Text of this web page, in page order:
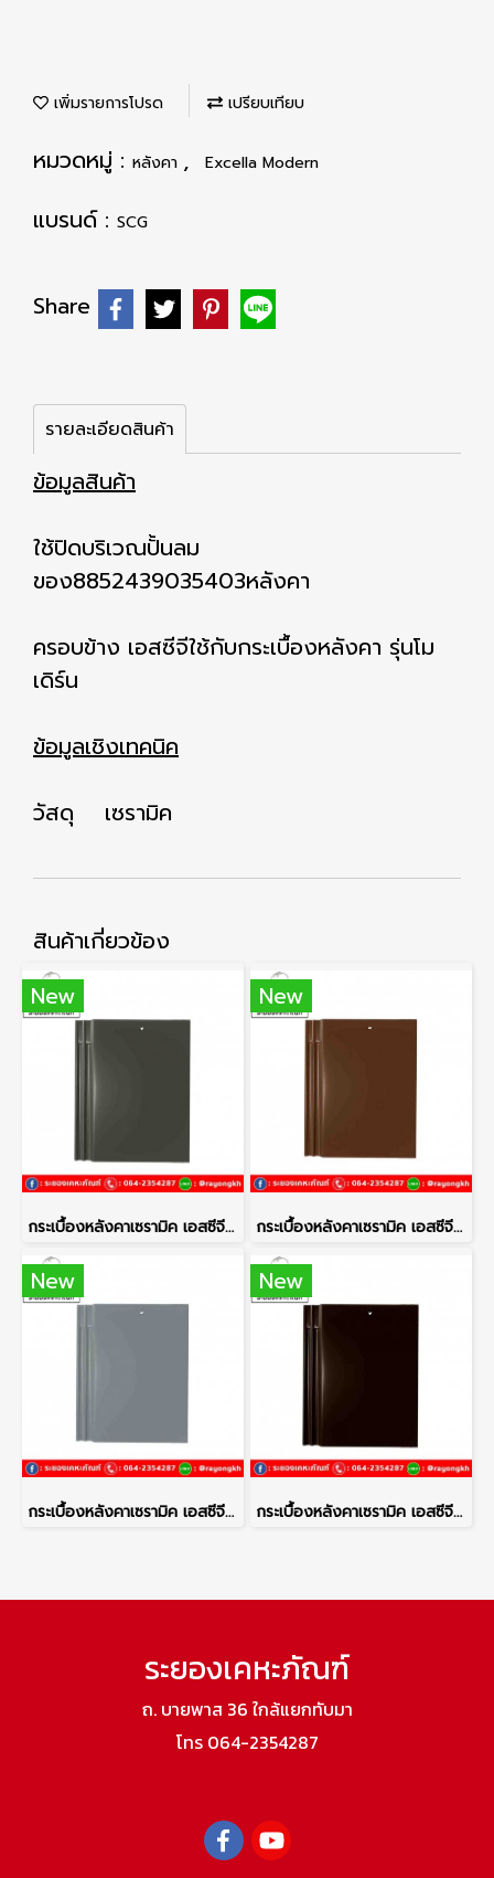
เพิ่มรายการโปรด เปรียบเทียบ
หมวดหมู่ : หลังคา , Excella Modern
แบรนด์ : SCG
Share
รายละเอียดสินค้า
ข้อมูลสินค้า
ใช้ปิดบริเวณปั้นลม
ของ8852439035403หลังคา
ครอบข้าง เอสซีจีใช้กับกระเบื้องหลังคา รุ่นโม
เดิร์น
ข้อมูลเชิงเทคนิค
วัสดุ เซรามิค
สินค้าเกี่ยวข้อง
New
กระเบื้องหลังคาเซรามิค เอสซีจี รุ่นเอ็กซ์เซลล่า โมเดิร์น สีซิลเวอร์เกรย์
New
กระเบื้องหลังคาเซรามิค เอสซีจี รุ่นเอ็กซ์เซลล่า โมเดิร์น สีคอปเปอร์บราวน์
New
กระเบื้องหลังคาเซรามิค เอสซีจี รุ่นเอ็กซ์เซลล่า โมเดิร์น สีแพลทตินั่ม
New
กระเบื้องหลังคาเซรามิค เอสซีจี รุ่นเอ็กซ์เซลล่า โมเดิร์น สีโคโค่บราวน์
ระยองเคหะภัณฑ์
ถ. บายพาส 36 ใกล้แยกทับมา
โทร 064-2354287